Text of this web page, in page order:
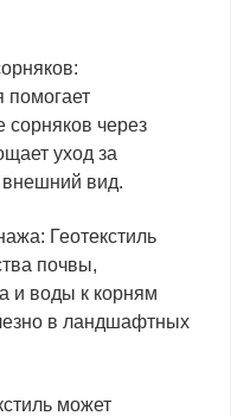
помогает
сорняков через
уход за
внешний вид.
Геотекстиль
почвы,
и воды к корням
в ландшафтных
может